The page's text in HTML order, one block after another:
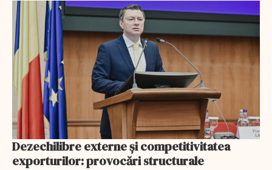
Dezechilibre externe și competitivitatea
exporturilor: provocări structurale